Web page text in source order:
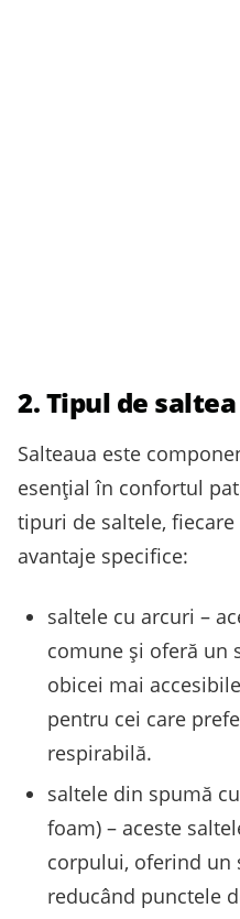
2. Tipul de saltea
Salteaua este
esențial în confortul
tipuri de saltele,
avantaje specifice:
saltele cu arcuri –
comune și oferă un
obicei mai
pentru cei care
respirabilă.
saltele din spumă
foam) – aceste
corpului, oferind un
reducând punctele